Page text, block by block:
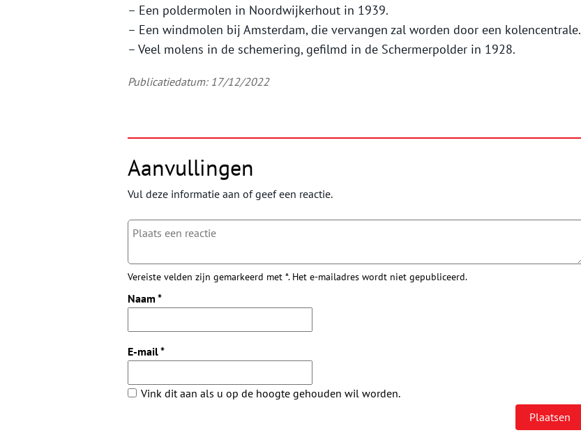
– Een poldermolen in Noordwijkerhout in 1939.
– Een windmolen bij Amsterdam, die vervangen zal worden door een kolencentrale.
– Veel molens in de schemering, gefilmd in de Schermerpolder in 1928.
Publicatiedatum: 17/12/2022
Aanvullingen
Vul deze informatie aan of geef een reactie.
Vereiste velden zijn gemarkeerd met *. Het e-mailadres wordt niet gepubliceerd.
Naam *
E-mail*
Vink dit aan als u op de hoogte gehouden wil worden.